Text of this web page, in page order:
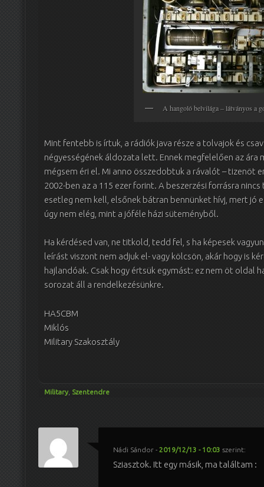
A hangoló belvilága – látványos a
Mint fentebb is írtuk, a rádiók java része a tolvajok és
négyességének áldozata lett. Ennek megfelelően az ára
mégsem éri el. Mi anno összedobtuk a rávalót – tizenöt
2002-ben az a 115 ezer forint. A beszerzési forrásra
esetleg nem kell, elsőnek bátran bennünket hívj, mert jó
úgy nem elég, mint a jóféle házi süteményből.
Ha kérdésed van, ne titkold, tedd fel, s ha képesek
leírást viszont nem adjuk el- vagy kölcsön, akár hogy is
hajlandóak. Csak hogy értsük egymást: ez nem öt oldal
sorozat áll a rendelkezésünkre.
HA5CBM
Miklós
Military Szakosztály
Military Szentendre
Nádi Sándor- 2019/12/13 - 10:03 szerint:
Sziasztok. Itt egy másik, ma találtam :